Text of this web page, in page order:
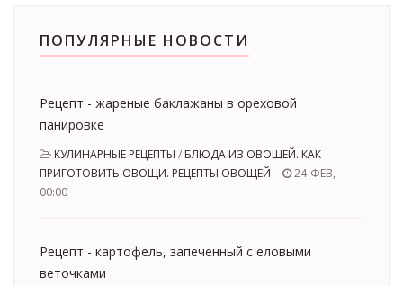
ПОПУЛЯРНЫЕ НОВОСТИ
Рецепт - жареные баклажаны в ореховой
панировке
КУЛИНАРНЫЕ РЕЦЕПТЫ / БЛЮДА ИЗ ОВОЩЕЙ. КАК
ПРИГОТОВИТЬ ОВОЩИ. РЕЦЕПТЫ ОВОЩЕЙ
24-ФЕВ,
00:00
Рецепт - картофель, запеченный с еловыми
веточками